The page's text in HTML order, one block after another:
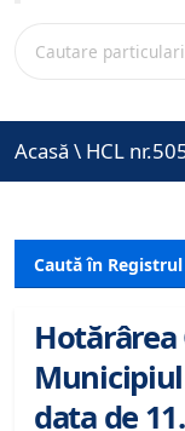
Acasă \ HCL
Caută în
Municipiul
data de